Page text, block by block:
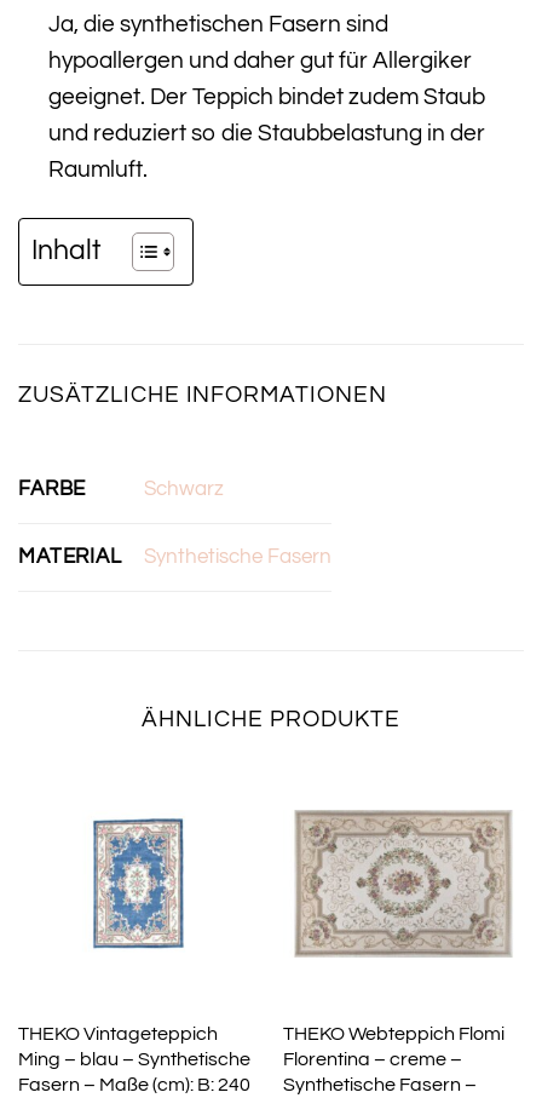
Ja, die synthetischen Fasern sind
hypoallergen und daher gut für Allergiker
geeignet. Der Teppich bindet zudem Staub
und reduziert so die Staubbelastung in der
Raumluft.
Inhalt
ZUSÄTZLICHE INFORMATIONEN
FARBE Schwarz
MATERIAL Synthetische Fasern
ÄHNLICHE PRODUKTE
THEKO Vintageteppich
Ming – blau – Synthetische
Fasern – Maße (cm): B: 240
THEKO Webteppich Flomi
Florentina – creme –
Synthetische Fasern –